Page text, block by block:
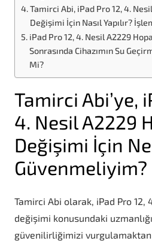
Tamirci Abi, iPad Pro 12, 4.
Değişimi İçin Nasıl Yapılır?
iPad Pro 12, 4. Nesil A2229
Sonrasında Cihazımın Su
Mi?
Tamirci Abi’ye,
4. Nesil A2229
Değişimi İçin
Güvenmeliyim?
Tamirci Abi olarak, iPad Pro
değişimi konusundaki
güvenilirliğimizi